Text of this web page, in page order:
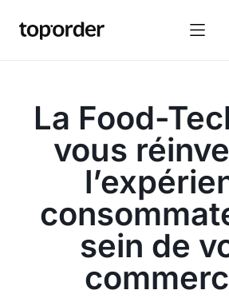
La Food-
vous
sein de